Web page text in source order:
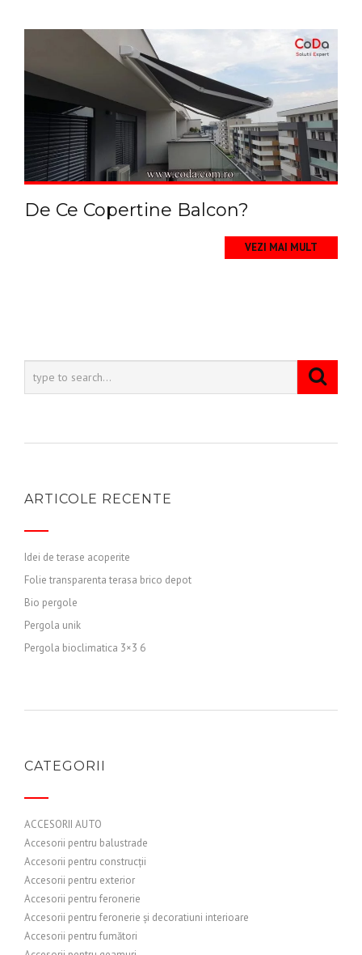
De Ce Copertine Balcon?
VEZI MAI MULT
ARTICOLE RECENTE
Idei de terase acoperite
Folie transparenta terasa brico depot
Bio pergole
Pergola unik
Pergola bioclimatica 3×3 6
CATEGORII
ACCESORII AUTO
Accesorii pentru balustrade
Accesorii pentru construcții
Accesorii pentru exterior
Accesorii pentru feronerie
Accesorii pentru feronerie și decoratiuni interioare
Accesorii pentru fumători